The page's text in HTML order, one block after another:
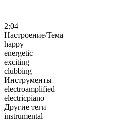
2:04
Настроение/Тема
happy
energetic
exciting
clubbing
Инструменты
electroamplified
electricpiano
Другие теги
instrumental